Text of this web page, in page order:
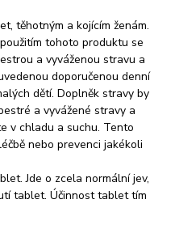
těhotným a kojícím ženám.
tohoto produktu se
a vyváženou stravu a
doporučenou denní
dětí. Doplněk stravy by
a vyvážené stravy a
v chladu a suchu. Tento
nebo prevenci jakékoli
Jde o zcela normální jev,
tablet. Účinnost tablet tím